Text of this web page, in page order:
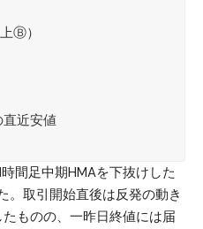
Ⓑ）
近安値
間足中期HMAを下抜けした
取引開始直後は反発の動き
ものの、一昨日終値には届